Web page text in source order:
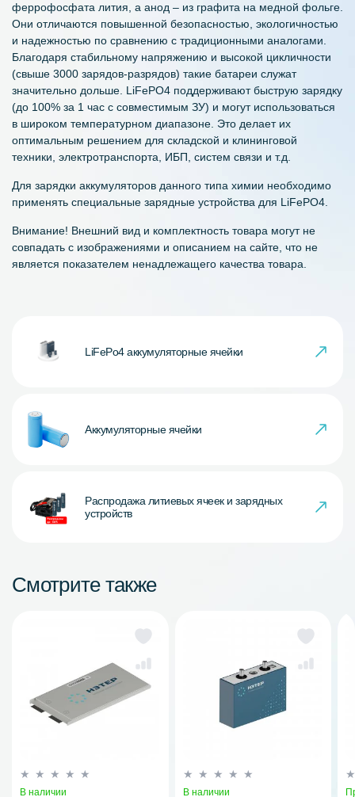
феррофосфата лития, а анод – из графита на медной фольге.
Они отличаются повышенной безопасностью, экологичностью
и надежностью по сравнению с традиционными аналогами.
Благодаря стабильному напряжению и высокой цикличности
(свыше 3000 зарядов-разрядов) такие батареи служат
значительно дольше. LiFePO4 поддерживают быструю зарядку
(до 100% за 1 час с совместимым ЗУ) и могут использоваться
в широком температурном диапазоне. Это делает их
оптимальным решением для складской и клининговой
техники, электротранспорта, ИБП, систем связи и т.д.
Для зарядки аккумуляторов данного типа химии необходимо
применять специальные зарядные устройства для LiFePO4.
Внимание! Внешний вид и комплектность товара могут не
совпадать с изображениями и описанием на сайте, что не
является показателем ненадлежащего качества товара.
LiFePo4 аккумуляторные ячейки
Аккумуляторные ячейки
Распродажа литиевых ячеек и зарядных
устройств
Смотрите также
В наличии В наличии